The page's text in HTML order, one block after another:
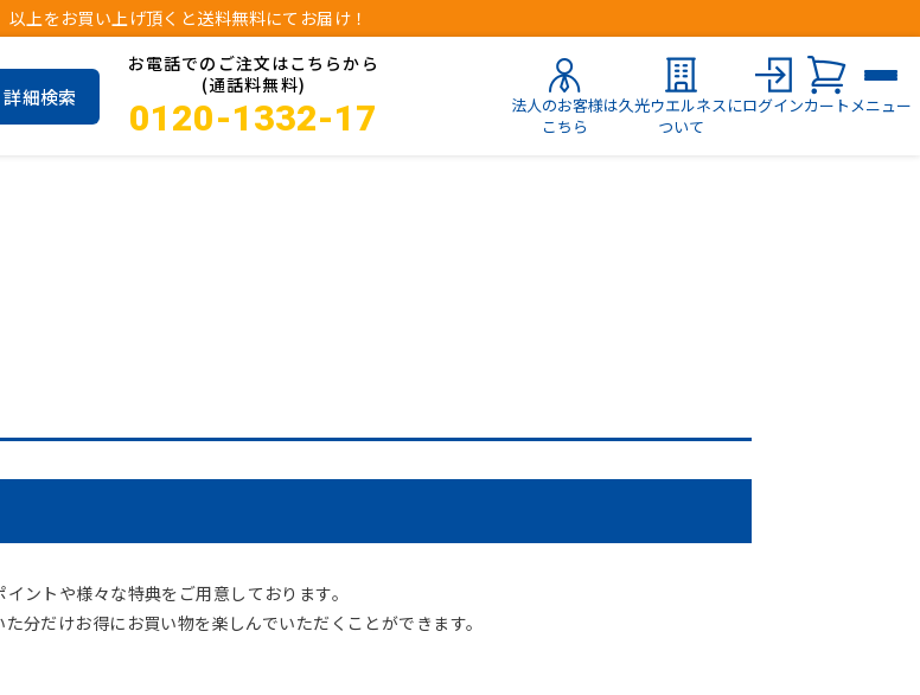
上をお買い上げ頂くと送料無料にてお届け！
詳細検索
お電話でのご注文はこちらから
(通話料無料)
0120-1332-17
法人のお客様は
こちら
久光ウエルネスに
ついて
ログインカート メニュー
トや様々な特典をご用意しております。
分だけお得にお買い物を楽しんでいただくことができます。